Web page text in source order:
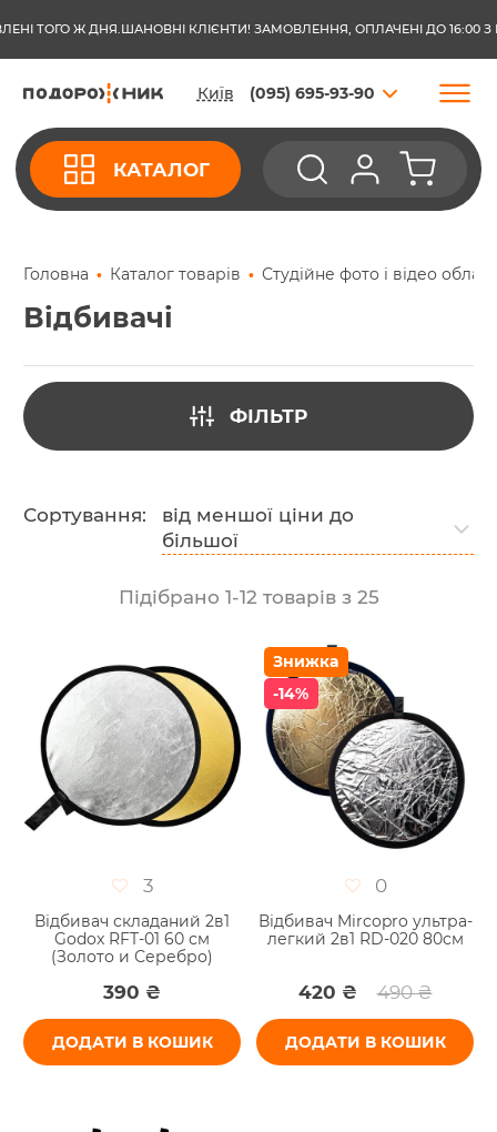
ШАНОВНІ КЛІЄНТИ! ЗАМОВЛЕННЯ, ОПЛАЧЕНІ ДО 16:00 З
ТОГО Ж ДНЯ.
Київ (095) 695-93-90
КАТАЛОГ
Головна Каталог товарів Студійне фото і відео
Відбивачі
Підібрано 1-12 товарів з 25
Сортування:
від меншої ціни до
більшої
3
Відбивач складаний 2в1
Godox RFT-01 60 см
(Золото и Серебро)
390 ₴
ДОДАТИ В КОШИК
Знижка
-14%
0
Відбивач Mircopro ультра-
легкий 2в1 RD-020 80см
420 ₴ 490 ₴
ДОДАТИ В КОШИК
ФІЛЬТР